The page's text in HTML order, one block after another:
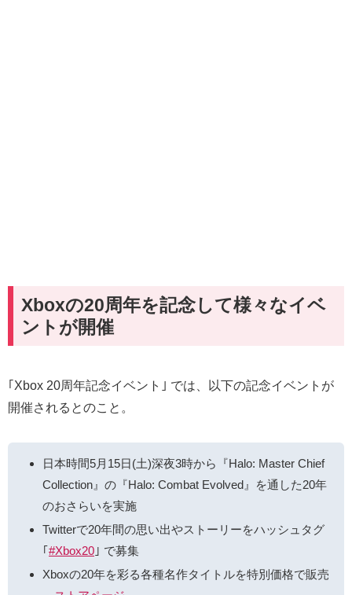
Xboxの20周年を記念して様々なイベ
ントが開催
｢Xbox 20周年記念イベント｣ では、以下の記念イベントが
開催されるとのこと。
日本時間5月15日(土)深夜3時から『Halo: Master Chief
Collection』の『Halo: Combat Evolved』を通した20年
のおさらいを実施
Twitterで20年間の思い出やストーリーをハッシュタグ
｢#Xbox20 ｣ で募集
Xboxの20年を彩る各種名作タイトルを特別価格で販売